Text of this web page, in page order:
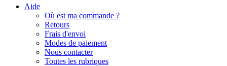
Aide
Où est ma commande ?
Retours
Frais d'envoi
Modes de paiement
Nous contacter
Toutes les rubriques